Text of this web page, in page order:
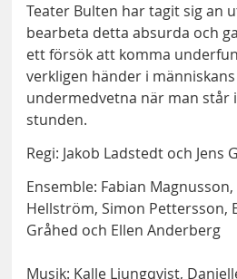
Teater Bulten har tagit sig an
bearbeta detta absurda och
ett försök att komma
verkligen händer i
undermedvetna när man står
stunden.
Regi: Jakob Ladstedt och Jens
Ensemble: Fabian
Hellström, Simon Pettersson,
Gråhed och Ellen Anderberg
Musik: Kalle Ljungqvist,